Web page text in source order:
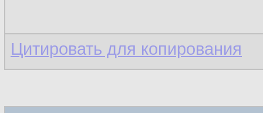
Цитировать для копирования